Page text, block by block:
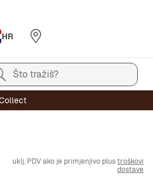
HR
Što tražiš?
uklj. PDV ako je primjenjivo plustroškovi
dostave